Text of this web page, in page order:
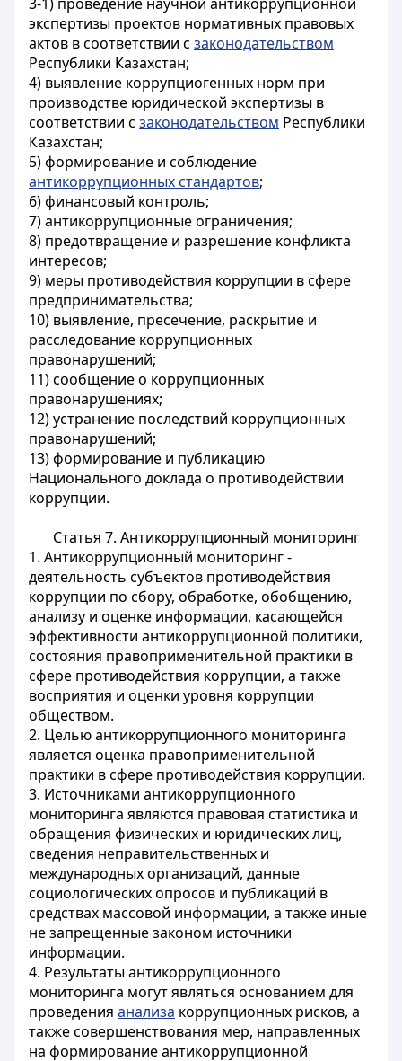
экспертизы проектов нормативных правовых
актов в соответствии с законодательством
Республики Казахстан;
4) выявление коррупциогенных норм при
производстве юридической экспертизы в
соответствии с законодательством Республики
Казахстан;
5) формирование и соблюдение
антикоррупционных стандартов;
6) финансовый контроль;
7) антикоррупционные ограничения;
8) предотвращение и разрешение конфликта
интересов;
9) меры противодействия коррупции в сфере
предпринимательства;
10) выявление, пресечение, раскрытие и
расследование коррупционных
правонарушений;
11) сообщение о коррупционных
правонарушениях;
12) устранение последствий коррупционных
правонарушений;
13) формирование и публикацию
Национального доклада о противодействии
коррупции.
Статья 7. Антикоррупционный мониторинг
1. Антикоррупционный мониторинг -
деятельность субъектов противодействия
коррупции по сбору, обработке, обобщению,
анализу и оценке информации, касающейся
эффективности антикоррупционной политики,
состояния правоприменительной практики в
сфере противодействия коррупции, а также
восприятия и оценки уровня коррупции
обществом.
2. Целью антикоррупционного мониторинга
является оценка правоприменительной
практики в сфере противодействия коррупции.
3. Источниками антикоррупционного
мониторинга являются правовая статистика и
обращения физических и юридических лиц,
сведения неправительственных и
международных организаций, данные
социологических опросов и публикаций в
средствах массовой информации, а также иные
не запрещенные законом источники
информации.
4. Результаты антикоррупционного
мониторинга могут являться основанием для
проведения анализа коррупционных рисков, а
также совершенствования мер, направленных
на формирование антикоррупционной